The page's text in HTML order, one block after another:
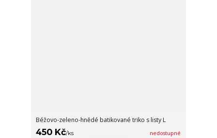
Béžovo-zeleno-hnědé batikované triko s listy L
450 Kč/ks nedostupné